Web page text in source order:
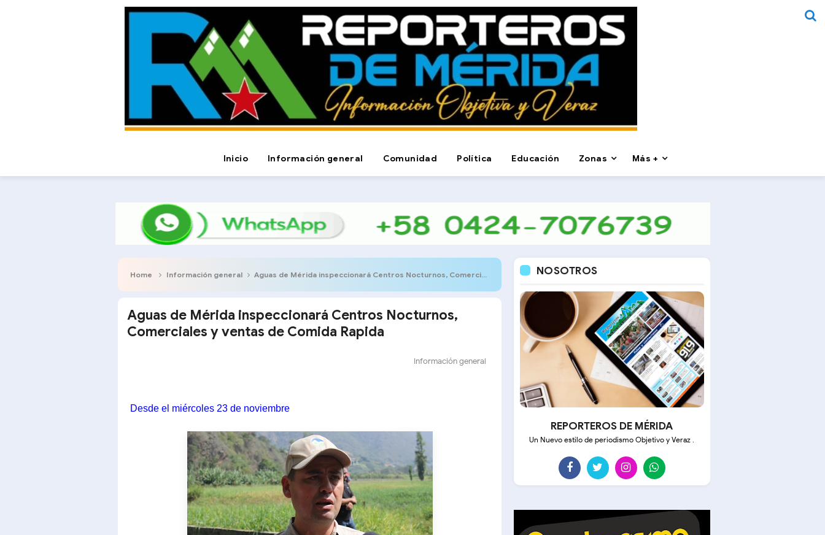
Inicio Información general Comunidad Política Educación Zonas Más +
Home Información general Aguas de Mérida inspeccionará Centros Nocturnos, Comerciales y ventas de Comida Rapida
Aguas de Mérida inspeccionará Centros Nocturnos,
Comerciales y ventas de Comida Rapida
Información general
Desde el miércoles 23 de noviembre
NOSOTROS
REPORTEROS DE MÉRIDA
Un Nuevo estilo de periodismo Objetivo y Veraz .